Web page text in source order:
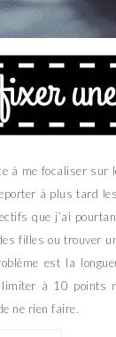
à me focaliser
à plus tard
que j’ai
filles ou trouver
est la
limiter à 10 points
ne rien faire.